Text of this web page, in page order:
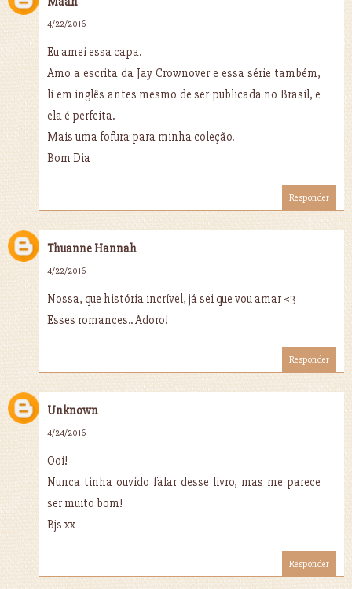
4/22/2016
Eu amei essa capa.
Amo a escrita da Jay Crownover e essa série também,
li em inglês antes mesmo de ser publicada no Brasil, e
ela é perfeita.
Mais uma fofura para minha coleção.
Bom Dia
Responder
Thuanne Hannah
4/22/2016
Nossa, que história incrível, já sei que vou amar <3
Esses romances.. Adoro!
Responder
Unknown
4/24/2016
Ooi!
Nunca tinha ouvido falar desse livro, mas me parece
ser muito bom!
Bjs xx
Responder